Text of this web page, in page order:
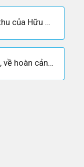
Cảm nghĩ của em về bài Sang thu của Hữu Thỉnh lớp 9
Giới thiệu về tác giả Hữu Thỉnh, về hoàn cảnh sáng tác, chủ đề bài thơ Sang thu